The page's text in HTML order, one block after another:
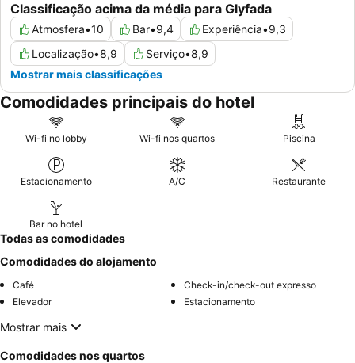
Classificação acima da média para Glyfada
Atmosfera•10 Bar•9,4 Experiência•9,3
Localização•8,9 Serviço•8,9
Mostrar mais classificações
Comodidades principais do hotel
Wi-fi no lobby Wi-fi nos quartos Piscina
Estacionamento A/C Restaurante
Bar no hotel
Todas as comodidades
Comodidades do alojamento
Café
Check-in/check-out expresso
Elevador
Estacionamento
Mostrar mais
Comodidades nos quartos